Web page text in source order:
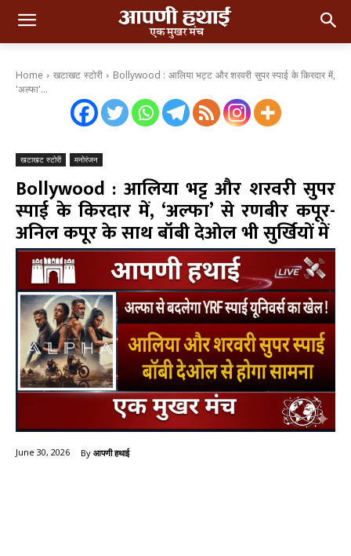
Home खटाखट स्टोरी
Bollywood : आलिया भट्ट और शरवरी सुपर स्पाई के किरदार में,
'अल्फा'...
खटाखट स्टोरी मनोरंजन
Bollywood : आलिया भट्ट और शरवरी सुपर
स्पाई के किरदार में, ‘अल्फा’ से रणबीर कपूर-
अनिल कपूर के साथ बॉबी देओल भी सुर्खियों में
June 30, 2026 By आपणी हथाई